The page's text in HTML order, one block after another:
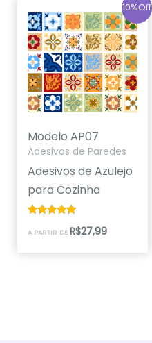
10%Off
Modelo AP07
Adesivos de Paredes
Adesivos de Azulejo
para Cozinha
5.00
A PARTIR DE R$27,99